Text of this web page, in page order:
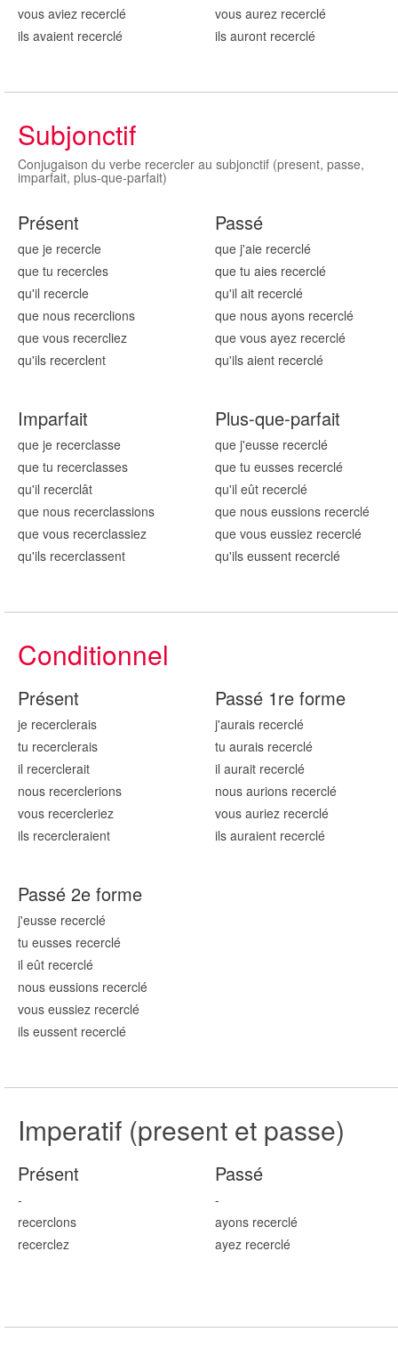
vous aviez recerclé
ils avaient recerclé
vous aurez recerclé
ils auront recerclé
Subjonctif
Conjugaison du verbe recercler au subjonctif (present, passe,
imparfait, plus-que-parfait)
Présent
que je recercle
que tu recercles
qu'il recercle
que nous recerclions
que vous recercliez
qu'ils recerclent
Passé
que j'aie recerclé
que tu aies recerclé
qu'il ait recerclé
que nous ayons recerclé
que vous ayez recerclé
qu'ils aient recerclé
Imparfait
que je recerclasse
que tu recerclasses
qu'il recerclât
que nous recerclassions
que vous recerclassiez
qu'ils recerclassent
Plus-que-parfait
que j'eusse recerclé
que tu eusses recerclé
qu'il eût recerclé
que nous eussions recerclé
que vous eussiez recerclé
qu'ils eussent recerclé
Conditionnel
Présent
je recerclerais
tu recerclerais
il recerclerait
nous recerclerions
vous recercleriez
ils recercleraient
Passé 1re forme
j'aurais recerclé
tu aurais recerclé
il aurait recerclé
nous aurions recerclé
vous auriez recerclé
ils auraient recerclé
Passé 2e forme
j'eusse recerclé
tu eusses recerclé
il eût recerclé
nous eussions recerclé
vous eussiez recerclé
ils eussent recerclé
Imperatif (present et passe)
Présent
-
recerclons
recerclez
Passé
-
ayons recerclé
ayez recerclé